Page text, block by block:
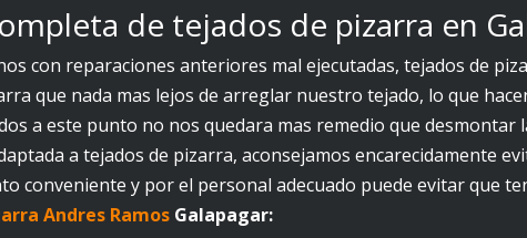
de tejados de pizarra en
con reparaciones anteriores mal ejecutadas, tejados de
que nada mas lejos de arreglar nuestro tejado, lo que
a este punto no nos quedara mas remedio que desmontar
a tejados de pizarra, aconsejamos encarecidamente
conveniente y por el personal adecuado puede evitar que
Andres Ramos Galapagar: